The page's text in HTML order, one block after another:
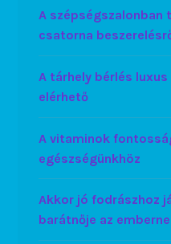
A
csatorna
A tárhely bérlés
elérhető
A vitaminok
egészségünkhöz
Akkor jó fodrászhoz
barátnője az